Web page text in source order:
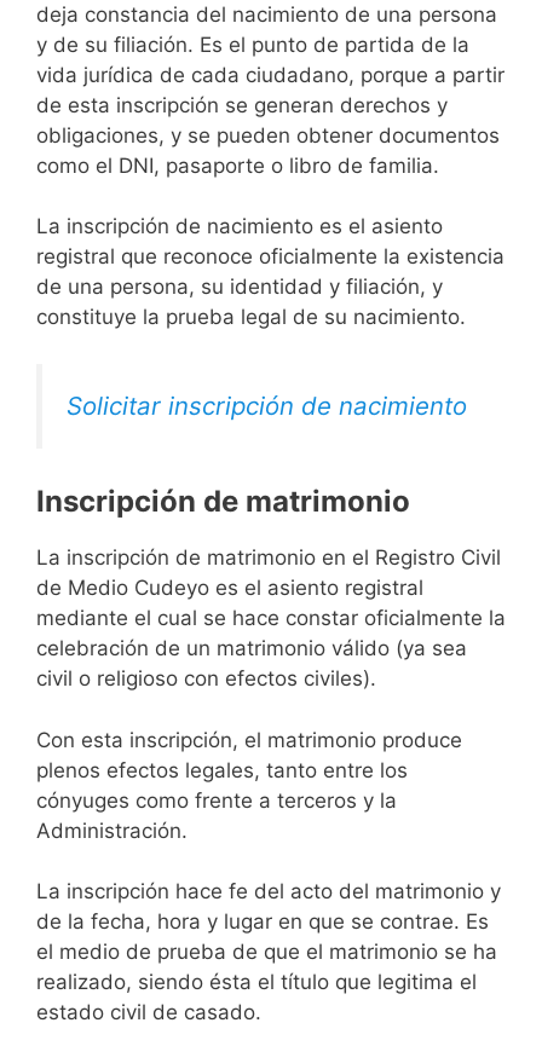
deja constancia del nacimiento de una persona
y de su filiación. Es el punto de partida de la
vida jurídica de cada ciudadano, porque a partir
de esta inscripción se generan derechos y
obligaciones, y se pueden obtener documentos
como el DNI, pasaporte o libro de familia.
La inscripción de nacimiento es el asiento
registral que reconoce oficialmente la existencia
de una persona, su identidad y filiación, y
constituye la prueba legal de su nacimiento.
Solicitar inscripción de nacimiento
Inscripción de matrimonio
La inscripción de matrimonio en el Registro Civil
de Medio Cudeyo es el asiento registral
mediante el cual se hace constar oficialmente la
celebración de un matrimonio válido (ya sea
civil o religioso con efectos civiles).
Con esta inscripción, el matrimonio produce
plenos efectos legales, tanto entre los
cónyuges como frente a terceros y la
Administración.
La inscripción hace fe del acto del matrimonio y
de la fecha, hora y lugar en que se contrae. Es
el medio de prueba de que el matrimonio se ha
realizado, siendo ésta el título que legitima el
estado civil de casado.